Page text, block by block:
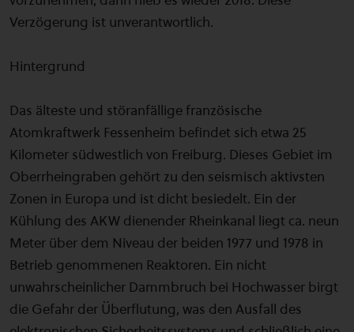
Verzögerung ist unverantwortlich.
Hintergrund
Das älteste und störanfällige französische
Atomkraftwerk Fessenheim befindet sich etwa 25
Kilometer südwestlich von Freiburg. Dieses Gebiet im
Oberrheingraben gehört zu den seismisch aktivsten
Zonen in Europa und ist dicht besiedelt. Ein der
Kühlung des AKW dienender Rheinkanal liegt ca. neun
Meter über dem Niveau der beiden 1977 und 1978 in
Betrieb genommenen Reaktoren. Ein nicht
unwahrscheinlicher Dammbruch bei Hochwasser birgt
die Gefahr der Überflutung, was den Ausfall des